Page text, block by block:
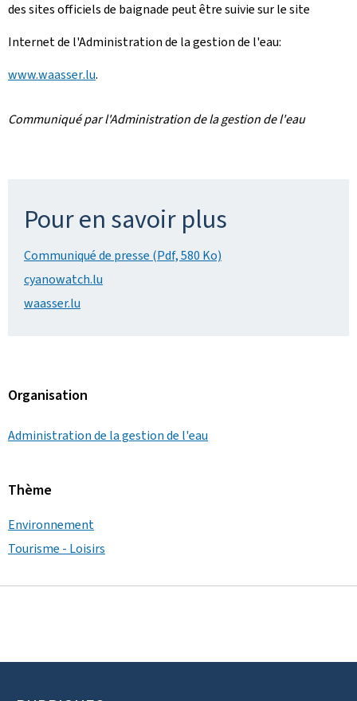
des sites officiels de baignade peut être suivie sur le site
Internet de l'Administration de la gestion de l'eau:
www.waasser.lu.
Communiqué par l'Administration de la gestion de l'eau
Pour en savoir plus
Communiqué de presse (Pdf, 580 Ko)
cyanowatch.lu
waasser.lu
Organisation
Administration de la gestion de l'eau
Thème
Environnement
Tourisme - Loisirs